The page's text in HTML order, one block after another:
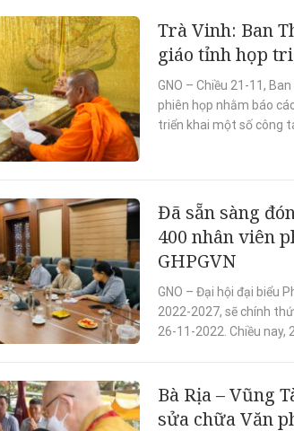
Trà Vinh: Ban
giáo tỉnh họp
GNO – Chiều 21-11,
phiên họp nhằm báo
triển khai một số công
Đã sẵn sàng
400 nhân viên
GHPGVN
GNO – Đại hội đại biểu
2022-2027, sẽ chính
26-11-2022. Chiều nay,
Bà Rịa – Vũng
sửa chữa Văn